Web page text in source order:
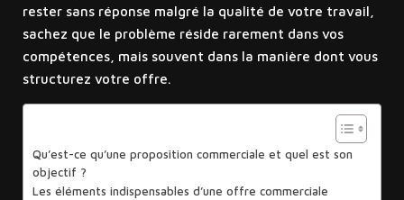
rester sans réponse malgré la qualité de votre travail,
sachez que le problème réside rarement dans vos
compétences, mais souvent dans la manière dont vous
structurez votre offre.
Qu’est-ce qu’une proposition commerciale et quel est son
objectif ?
Les éléments indispensables d’une offre commerciale